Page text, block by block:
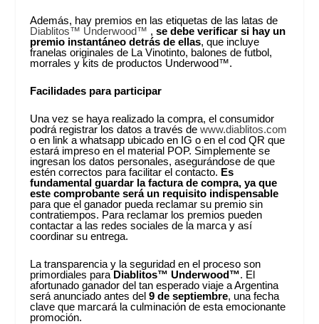
Además, hay premios en las etiquetas de las latas de
Diablitos™ Underwood™ ,se debe verificar si hay un
premio instantáneo detrás de ellas, que incluye
franelas originales de La Vinotinto, balones de futbol,
morrales y kits de productos Underwood™.
Facilidades para participar
Una vez se haya realizado la compra, el consumidor
podrá registrar los datos a través dewww.diablitos.com
o en link a whatsapp ubicado en IG o en el cod QR que
estará impreso en el material POP. Simplemente se
ingresan los datos personales, asegurándose de que
estén correctos para facilitar el contacto. Es
fundamental guardar la factura de compra, ya que
este comprobante será un requisito indispensable
para que el ganador pueda reclamar su premio sin
contratiempos. Para reclamar los premios pueden
contactar a las redes sociales de la marca y así
coordinar su entrega.
La transparencia y la seguridad en el proceso son
primordiales para Diablitos™ Underwood™. El
afortunado ganador del tan esperado viaje a Argentina
será anunciado antes del9 de septiembre, una fecha
clave que marcará la culminación de esta emocionante
promoción.